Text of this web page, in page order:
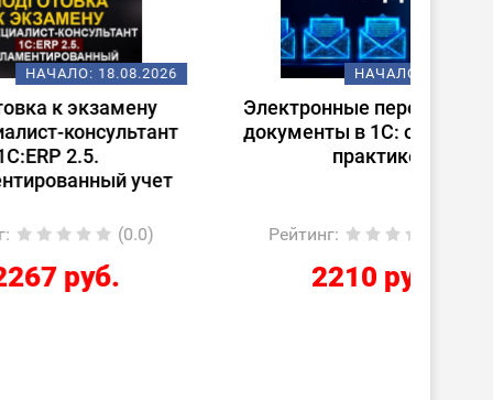
НАЧАЛО:18.08.2026
Электронные перевозочные
документы в 1С: от теории к
Рейтинг (0.0)
2210 руб.